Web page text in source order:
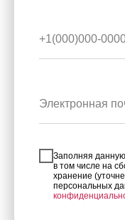
+1(000)000-
Электронная
Заполняя
в том числе на
хранение
персональных